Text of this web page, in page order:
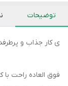
توضیحات
ی کار جذاب و
فوق العاده راحت